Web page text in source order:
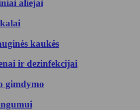
aliejai
kaukės
ir dezinfekcijai
gimdymo